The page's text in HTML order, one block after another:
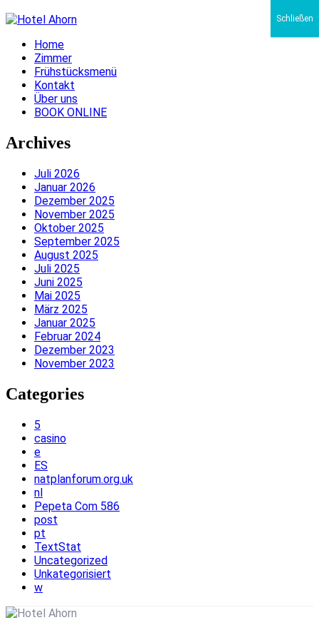
Home
Zimmer
Frühstücksmenü
Kontakt
Über uns
BOOK ONLINE
Archives
Juli 2026
Januar 2026
Dezember 2025
November 2025
Oktober 2025
September 2025
August 2025
Juli 2025
Juni 2025
Mai 2025
März 2025
Januar 2025
Februar 2024
Dezember 2023
November 2023
Categories
5
casino
e
ES
natplanforum.org.uk
nl
Pepeta Com 586
post
pt
TextStat
Uncategorized
Unkategorisiert
w
Schließen